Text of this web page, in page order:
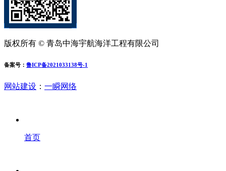
版权所有 © 青岛中海宇航海洋工程有限公司
备案号： 鲁ICP备2021033138号-1
网站建设 ： 一瞬网络
首页